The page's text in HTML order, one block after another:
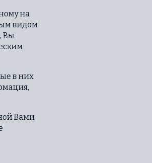
на
видом
Вы
в них
Вами